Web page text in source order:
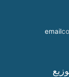
email